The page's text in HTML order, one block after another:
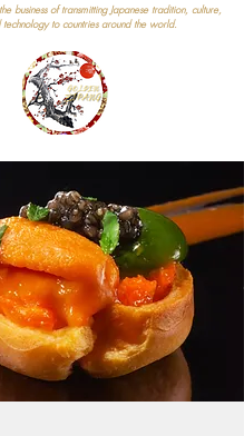
business of transmitting Japanese tradition, culture,
technology to countries around the world.